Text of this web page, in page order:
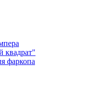
квадрат"
фаркопа